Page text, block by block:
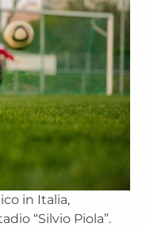
in Italia,
“Silvio Piola”.